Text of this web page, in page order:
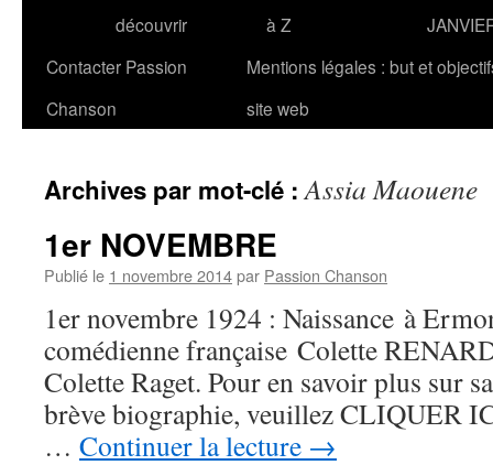
découvrir
à Z
Contacter Passion
Chanson
Mentions légales : but et
site web
Archives par mot-clé :Assia Maouene
1er NOVEMBRE
Publié le 1 novembre 2014par Passion Chanson
1er novembre 1924 : Naissance à
comédienne française Colette
Colette Raget. Pour en savoir plus sur
brève biographie, veuillez
… Continuer la lecture →